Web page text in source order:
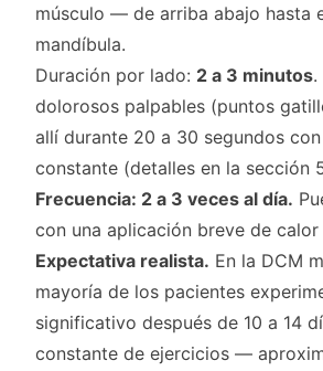
músculo — de arriba abajo hasta
mandíbula.
Duración por lado: 2 a 3 minutos.
dolorosos palpables (puntos
allí durante 20 a 30 segundos
constante (detalles en la sección
Frecuencia: 2 a 3 veces al día.
con una aplicación breve de calor
Expectativa realista. En la DCM
mayoría de los pacientes
significativo después de 10 a 14
constante de ejercicios —